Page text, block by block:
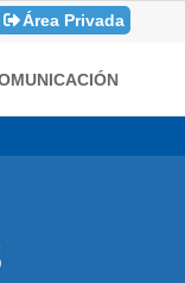
Área Privada